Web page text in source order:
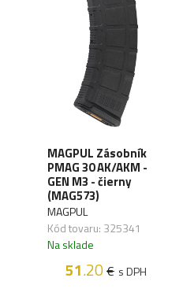
MAGPUL Zásobník
PMAG 30 AK/AKM -
GEN M3 - čierny
(MAG573)
MAGPUL
Kód tovaru: 325341
Na sklade
51.20€ s DPH